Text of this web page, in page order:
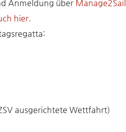
Anmeldung über Manage2Sail
hier.
ausgerichtete Wettfahrt)